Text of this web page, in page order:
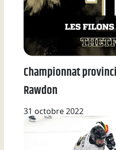
Championnat
Rawdon
31 octobre 2022